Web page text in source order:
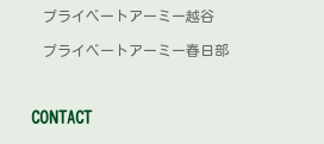
プライベートアーミー越谷
プライベートアーミー春日部
CONTACT